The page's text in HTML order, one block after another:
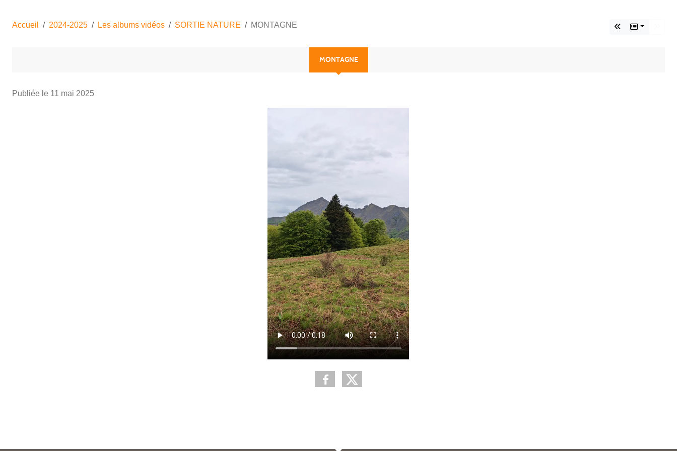
Accueil 2024-2025 Les albums vidéos SORTIE NATURE MONTAGNE
MONTAGNE
Publiée le 11 mai 2025